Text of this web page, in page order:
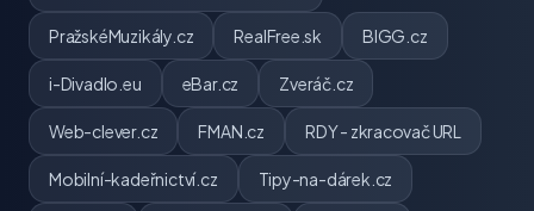
PražskéMuzikály.cz RealFree.sk BIGG.cz
i-Divadlo.eu eBar.cz Zveráč.cz
Web-clever.cz FMAN.cz RDY - zkracovač URL
Mobilní-kadeřnictví.cz Tipy-na-dárek.cz